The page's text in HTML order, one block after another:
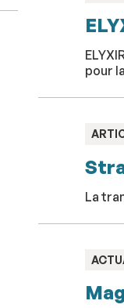
pour
TYPE
La
TYPE